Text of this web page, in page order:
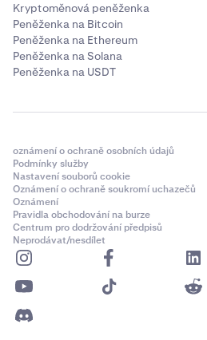
Kryptoměnová peněženka
Peněženka na Bitcoin
Peněženka na Ethereum
Peněženka na Solana
Peněženka na USDT
oznámení o ochraně osobních údajů
Podmínky služby
Nastavení souborů cookie
Oznámení o ochraně soukromí uchazečů
Oznámení
Pravidla obchodování na burze
Centrum pro dodržování předpisů
Neprodávat/nesdílet